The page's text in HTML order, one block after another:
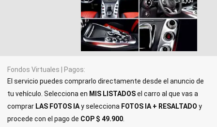
Fondos Virtuales | Pagos
El servicio puedes comprarlo directamente desde el anuncio de
tu vehículo. Selecciona en MIS LISTADOSel carro al que vas a
comprar LAS FOTOS IAy selecciona FOTOS IA + RESALTADO y
procede con el pago de COP $ 49.900